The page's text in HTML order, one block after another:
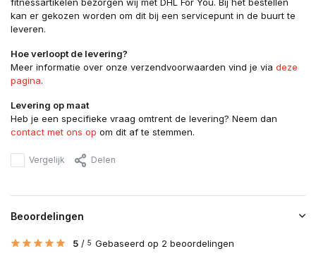
fitnessartikelen bezorgen wij met DHL For You. Bij het bestellen
kan er gekozen worden om dit bij een servicepunt in de buurt te
leveren.
Hoe verloopt de levering?
Meer informatie over onze verzendvoorwaarden vind je via deze
pagina.
Levering op maat
Heb je een specifieke vraag omtrent de levering? Neem dan
contact met ons op om dit af te stemmen.
Vergelijk Delen
Beoordelingen
5 / 5 Gebaseerd op 2 beoordelingen